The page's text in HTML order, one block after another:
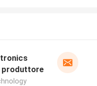
produttore